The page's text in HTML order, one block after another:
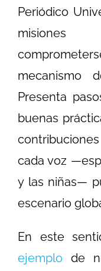
Periódico
misiones
mecanismo
Presenta
buenas
cada voz
y las niñas—
escenario
En este
ejemplode